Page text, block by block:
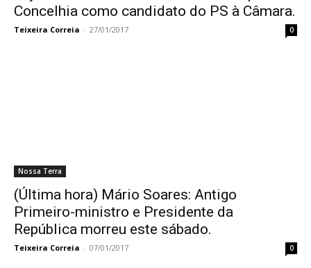
Concelhia como candidato do PS à Câmara.
Teixeira Correia - 27/01/2017 0
Nossa Terra
(Última hora) Mário Soares: Antigo
Primeiro-ministro e Presidente da
República morreu este sábado.
Teixeira Correia - 07/01/2017 0